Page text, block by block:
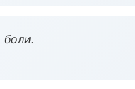
боли.